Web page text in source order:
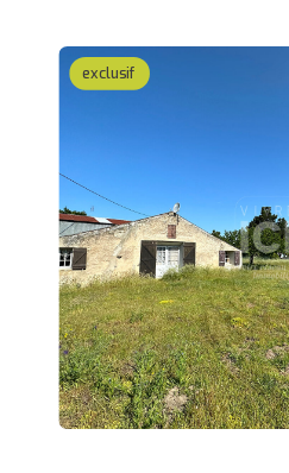
exclusif